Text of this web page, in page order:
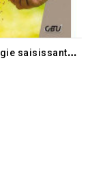
L
a pédagogie saisissante de Jésus